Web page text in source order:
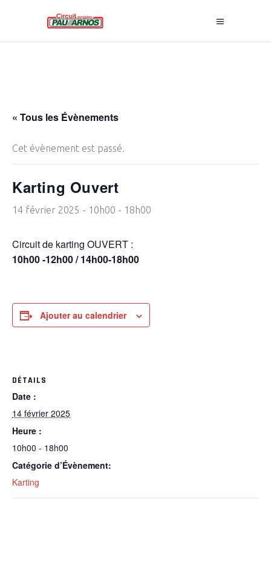
« Tous les Évènements
Cet évènement est passé.
Karting Ouvert
14 février 2025 - 10h00 - 18h00
Circuit de karting OUVERT :
10h00 -12h00 / 14h00-18h00
Ajouter au calendrier
DÉTAILS
Date :
14 février 2025
Heure :
10h00 - 18h00
Catégorie d’Évènement:
Karting